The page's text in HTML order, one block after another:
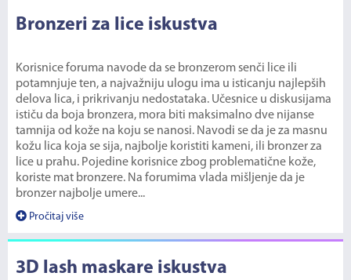
Bronzeri za lice iskustva
Korisnice foruma navode da se bronzerom senči lice ili
potamnjuje ten, a najvažniju ulogu ima u isticanju najlepših
delova lica, i prikrivanju nedostataka. Učesnice u diskusijama
ističu da boja bronzera, mora biti maksimalno dve nijanse
tamnija od kože na koju se nanosi. Navodi se da je za masnu
kožu lica koja se sija, najbolje koristiti kameni, ili bronzer za
lice u prahu. Pojedine korisnice zbog problematične kože,
koriste mat bronzere. Na forumima vlada mišljenje da je
bronzer najbolje umere...
Pročitaj više
3D lash maskare iskustva